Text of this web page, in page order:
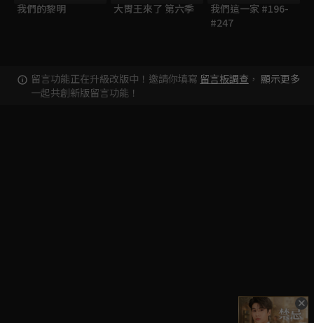
我們的黎明 大胃王來了 第六季
我們這一家 #196-
#247
留言功能正在升級改版中！邀請你填寫 留言板調查 ，
一起共創新版留言功能！
顯示更多